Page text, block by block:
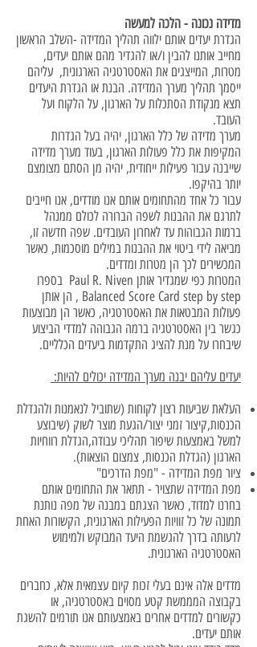
מדידה נכונה - הלכה למעשה
הגדרת יעדים אותם ילווה תהליך המדידה -השלב הראשון
מחייב אותנו להבין ו/או להגדיר מהם אותם יעדים,
מטרות, המייצגים את האסטרטגיה הארגונית, עליהם
ייסמך תהליך מערך המדידה. הבנת או הגדרת היעדים
תצא מנקודת הסתכלות על הארגון, על הלקוח ועל
העובד.
מערך מדידה של כלל הארגון, יהיה בעל הגדרות
המקיפות את כלל פעולות הארגון, בעוד מערך מדידה
שייבנה עבור פעילות ייחודית, יהיה מן הסתם מצומצם
יותר בהיקפו.
עבור כל אחד מהתחומים אותם אנו מודדים, אנו חייבים
לתרגם את ההבנות לשפה הברורה לכולם ממנהל
ברמות הגבוהות עד לאחרון העובדים. שפה חדשה זו,
מביאה לידי ביטוי את ההבנות במילים מוסכמות, כאשר
המכשירים לכך הן מטרות ומדדים.
המטרות כפי שמגדיר אותן Paul R. Niven בספרו
Balanced Score Card step by step , הן אותן
פעולות המבטאות את האסטרטגיה, כאשר הן מבוצעות
כגשר בין האסטרטגיה ברמה הגבוהה למדדי הביצוע
שיבחרו על מנת להציג התקדמות ביעדים הכלליים.
יעדים עליהם יבנה מערך המדידה יכולים להיות:
העלאת שביעות רצון לקוחות (שתוביל לנאמנות ולהגדלת
הכנסות,קיצור זמני יצור/הגעת מוצר לשוק (שיבוצע
למשל באמצעות שיפור תהליכי עבודה,הגדלת רווחיות
הארגון (הגדלת הכנסות, צמצום הוצאות).
ציור מפת המדידה - "מפת הדרכים"
מפת המדידה שתצויר - תתאר את התחומים אותם
בחרנו למדוד, כאשר הצגתם במבנה של מפה נותנת
תמונה של כל זוויות הפעילות הארגונית, הקשורות האחת
לרעותה בדרך להגשמת היעד המבוקש ולמימוש
האסטרטגיה הארגונית.
מדדים אלה אינם בעלי זכות קיום עצמאית אלא, כחברים
בקבוצה המממשת קטע מסוים באסטרטגיה, או
כקשורים למדדים אחרים באמצעותם אנו תורמים להשגת
אותם יעדים.